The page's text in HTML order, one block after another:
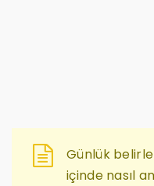
Günlük
içinde nasıl